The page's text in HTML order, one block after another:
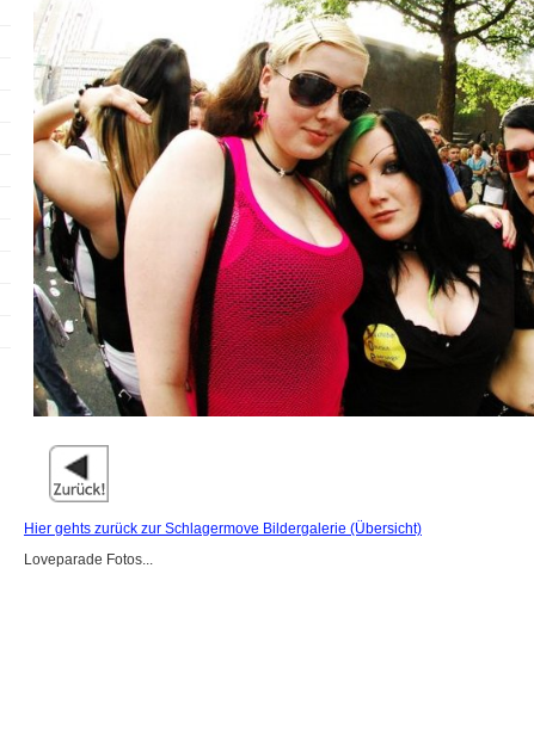
Hier gehts zurück zur Schlagermove Bildergalerie (Übersicht)
Loveparade Fotos...